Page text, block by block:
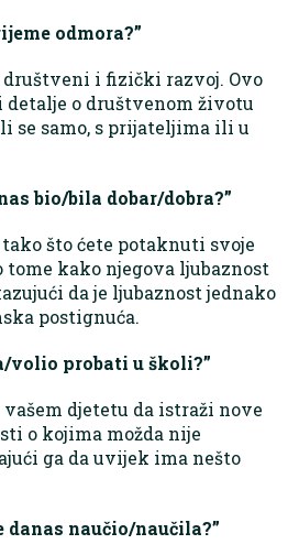
odmora?”
društveni i fizički razvoj. Ovo
o društvenom životu
se samo, s prijateljima ili u
bio/bila dobar/dobra?”
što ćete potaknuti svoje
tome kako njegova ljubaznost
da je ljubaznost jednako
postignuća.
volio probati u školi?”
vašem djetetu da istraži nove
o kojima možda nije
ga da uvijek ima nešto
danas naučio/naučila?”